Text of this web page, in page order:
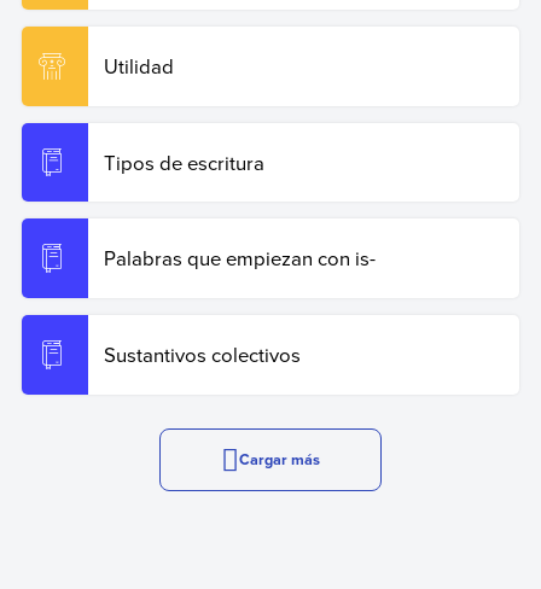
Utilidad
Tipos de escritura
Palabras que empiezan con is-
Sustantivos colectivos
Cargar más